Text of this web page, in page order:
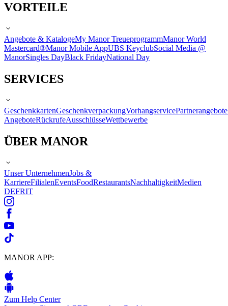
VORTEILE
Angebote & KatalogeMy Manor TreueprogrammManor World
Mastercard®Manor Mobile AppUBS KeyclubSocial Media @
ManorSingles DayBlack FridayNational Day
SERVICES
GeschenkkartenGeschenkverpackungVorhangservicePartnerangebote
AngeboteRückrufeAusschlüsseWettbewerbe
ÜBER MANOR
Unser UnternehmenJobs &
KarriereFilialenEventsFoodRestaurantsNachhaltigkeitMedien
DEFRIT
MANOR APP:
Zum Help Center